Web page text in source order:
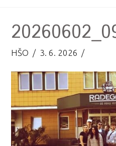
HŠO 3. 6. 2026